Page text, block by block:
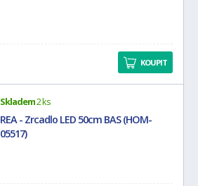
KOUPIT
Skladem2 ks
REA - Zrcadlo LED 50cm BAS (HOM-
05517)